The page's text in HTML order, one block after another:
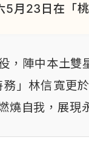
5月23日在「
，陣中本土
」林信寬更
燒自我，展現